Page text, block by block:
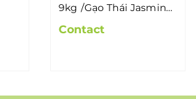
9kg /Gạo Thái Jasmin
9kg
Contact